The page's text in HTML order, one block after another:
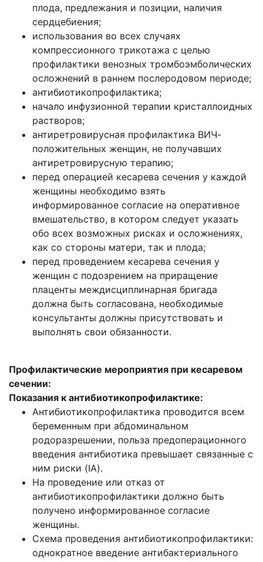
плода, предлежания и позиции, наличия
сердцебиения;
использования во всех случаях
компрессионного трикотажа с целью
профилактики венозных тромбоэмболических
осложнений в раннем послеродовом периоде;
антибиотикопрофилактика;
начало инфузионной терапии кристаллоидных
растворов;
антиретровирусная профилактика ВИЧ-
положительных женщин, не получавших
антиретровирусную терапию;
перед операцией кесарева сечения у каждой
женщины необходимо взять
информированное согласие на оперативное
вмешательство, в котором следует указать
обо всех возможных рисках и осложнениях,
как со стороны матери, так и плода;
перед проведением кесарева сечения у
женщин с подозрением на приращение
плаценты междисциплинарная бригада
должна быть согласована, необходимые
консультанты должны присутствовать и
выполнять свои обязанности.
Профилактические мероприятия при кесаревом
сечении:
Показания к антибиотикопрофилактике:
Антибиотикопрофилактика проводится всем
беременным при абдоминальном
родоразрешении, польза предоперационного
введения антибиотика превышает связанные с
ним риски (IA).
На проведение или отказ от
антибиотикопрофилактики должно быть
получено информированное согласие
женщины.
Схема проведения антибиотикопрофилактики:
однократное введение антибактериального